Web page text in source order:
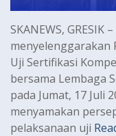
SKANEWS, GRESIK
menyelenggarakan
Uji Sertifikasi
bersama Lembaga
pada Jumat, 17 Juli
menyamakan
pelaksanaan uji